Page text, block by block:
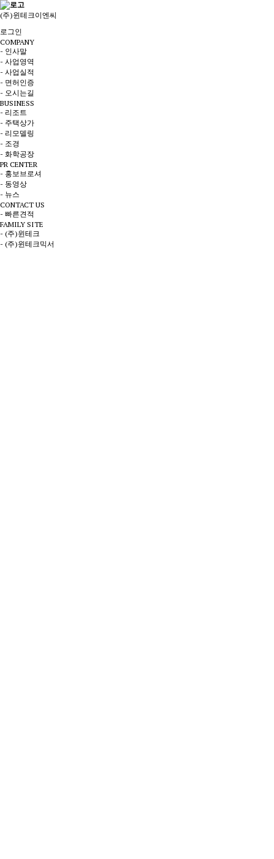
(주)윈테크이엔씨
로그인
COMPANY
- 인사말
- 사업영역
- 사업실적
- 면허인증
- 오시는길
BUSINESS
- 리조트
- 주택상가
- 리모델링
- 조경
- 화학공장
PR CENTER
- 홍보브로셔
- 동영상
- 뉴스
CONTACT US
- 빠른견적
FAMILY SITE
- (주)윈테크
- (주)윈테크믹서